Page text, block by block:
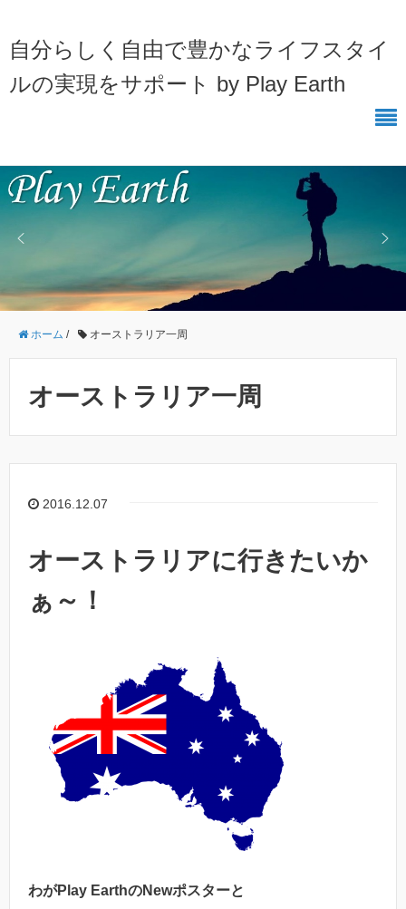
自分らしく自由で豊かなライフスタイ
ルの実現をサポート by Play Earth
ホーム / オーストラリア一周
オーストラリア一周
2016.12.07
オーストラリアに行きたいか
ぁ～！
わがPlay EarthのNewポスターと